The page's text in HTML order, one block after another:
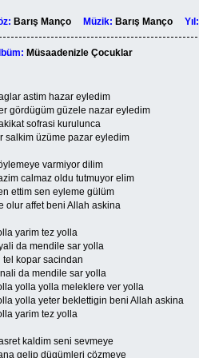
Barış Manço Müzik: Barış Manço Yıl:
Müsaadenizle Çocuklar
astim hazar eyledim
gördügüm güzele nazar eyledim
sofrasi kurulunca
salkim üzüme pazar eyledim
varmiyor dilim
calmaz oldu tutmuyor elim
ettim sen eyleme gülüm
olur affet beni Allah askina
yarim tez yolla
da mendile sar yolla
tel kopar sacindan
da mendile sar yolla
yolla yolla meleklere ver yolla
yolla yeter beklettigin beni Allah askina
yarim tez yolla
kaldim seni sevmeye
gelip dügümleri cözmeye